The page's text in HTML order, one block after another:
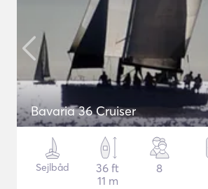
Bavaria 36 Cruiser
Sejlbåd
36 ft
11 m
8